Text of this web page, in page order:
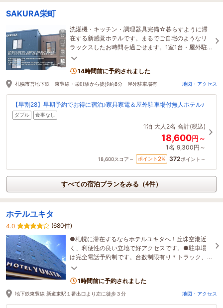
SAKURA栄町
洗濯機・キッチン・調理器具完備☆暮らすように滞
在する新感覚ホテルです。まるでご自宅のようなリ
ラックスしたお時間を過ごせます。1室1台・屋外駐
車場付き。お車でのご移動でも安心です♪
14時間前に予約されました
札幌市営地下鉄 東豊線・栄町駅から徒歩約8分 屋外駐車場有 地図・アクセス
【早割28】早期予約でお得に宿泊♪家具家電＆屋外駐車場付無人ホテル♪
ダブル 食事なし
1泊 大人2名 合計(税込)
18,600円～
1名 9,300円～
18,600スコア～ ポイント 2% 372ポイント～
すべての宿泊プランをみる（4件）
ホテルユキタ
4.0
(680件)
●札幌に滞在するならホテルユキタへ！丘珠空港近
く、利便性の良い立地で好アクセスです。●駐車場
は完全電話予約制です。台数制限有り＊トラック、
バイクは止められません
1時間前に予約されました
地下鉄東豊線 新道東駅１番出口より左に徒歩３分 地図・アクセス